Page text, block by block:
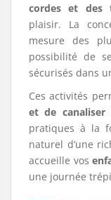
cordes et des
plaisir. La
mesure des
possibilité de
sécurisés dans
Ces activités
et de canaliser
pratiques à la
naturel d’une
accueille vos
une journée